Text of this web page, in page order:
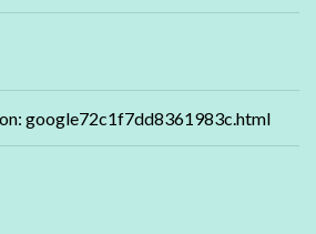
google72c1f7dd8361983c.html